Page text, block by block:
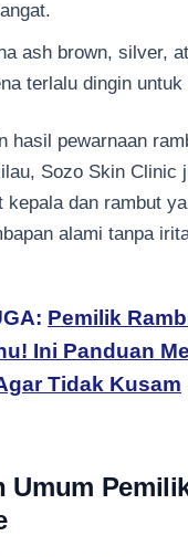
ash brown, silver,
terlalu dingin
hasil pewarnaan
Sozo Skin Clinic
kepala dan rambut
alami tanpa
Pemilik
Ini Panduan
Tidak Kusam
Umum